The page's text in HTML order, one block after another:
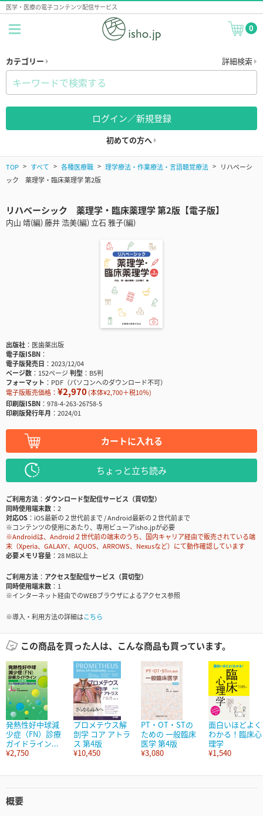
医学・医療の電子コンテンツ配信サービス
0
カテゴリー 詳細検索
ログイン／新規登録
初めての方へ
TOP すべて 各種医療職 理学療法・作業療法・言語聴覚療法
リハベーシ
ック 薬理学・臨床薬理学 第2版
リハベーシック 薬理学・臨床薬理学 第2版【電子版】
内山 靖(編) 藤井 浩美(編) 立石 雅子(編)
出版社
医歯薬出版
電子版ISBN
電子版発売日
2023/12/04
ページ数
152ページ判型
B5判
フォーマット
PDF（パソコンへのダウンロード不可）
電子版販売価格： ¥2,970(本体¥2,700＋税10％)
印刷版ISBN
978-4-263-26758-5
印刷版発行年月
2024/01
カートに入れる
ちょっと立ち読み
ご利用方法
ダウンロード型配信サービス（買切型）
同時使用端末数
2
対応OS
iOS最新の２世代前まで / Android最新の２世代前まで
※コンテンツの使用にあたり、専用ビューアisho.jpが必要
※Androidは、Android２世代前の端末のうち、国内キャリア経由で販売されている端
末（Xperia、GALAXY、AQUOS、ARROWS、Nexusなど）にて動作確認しています
必要メモリ容量
28 MB以上
ご利用方法
アクセス型配信サービス（買切型）
同時使用端末数
1
※インターネット経由でのWEBブラウザによるアクセス参照
※導入・利用方法の詳細はこちら
この商品を買った人は、こんな商品も買っています。
発熱性好中球減
少症（FN）診療
ガイドライン...
¥2,750
プロメテウス解
剖学 コア アトラ
ス 第4版
¥10,450
PT・OT・STの
ための 一般臨床
医学 第4版
¥3,080
面白いほどよく
わかる！臨床心
理学
¥1,540
概要